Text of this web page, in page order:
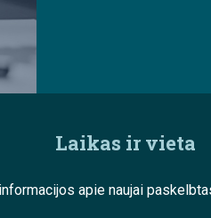
Laikas ir vieta
apie naujai